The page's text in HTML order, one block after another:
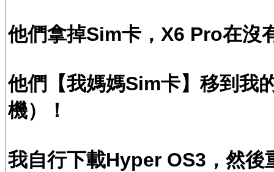
他們拿掉Sim卡，X6 Pro在沒
他們【我媽媽Sim卡】移到我
機）！
我自行下載Hyper OS3，然後